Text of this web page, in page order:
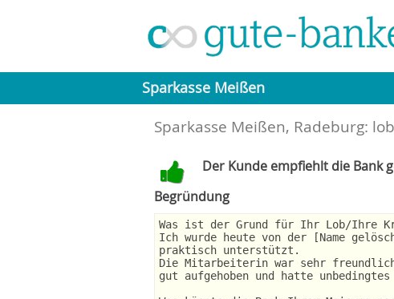
Sparkasse Meißen
Sparkasse Meißen, Radeburg:
Der Kunde empfiehlt die Bank
Begründung
Was ist der Grund für Ihr Lob/Ihre
Ich wurde heute von der [Name
praktisch unterstützt.
Die Mitarbeiterin war sehr
gut aufgehoben und hatte